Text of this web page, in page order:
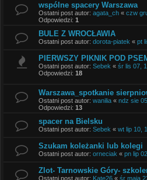
wspólne spacery Warszawa
Ostatni post autor: agata_ch « czw
Odpowiedzi: 1
BULE Z WROCŁAWIA
Ostatni post autor: dorota-piatek « pt
PIERWSZY PIKNIK POD
Ostatni post autor: Sebek « śr lis 07,
Odpowiedzi: 18
Warszawa_spotkanie
Ostatni post autor: wanilia « ndz sie
Odpowiedzi: 13
spacer na Bielsku
Ostatni post autor: Sebek « wt lip 10,
Szukam koleżanki lub kolegi
Ostatni post autor: orneciak « pn lip
Zlot- Tarnowskie Góry-
Ostatni post autor: Kate26 « śr maja